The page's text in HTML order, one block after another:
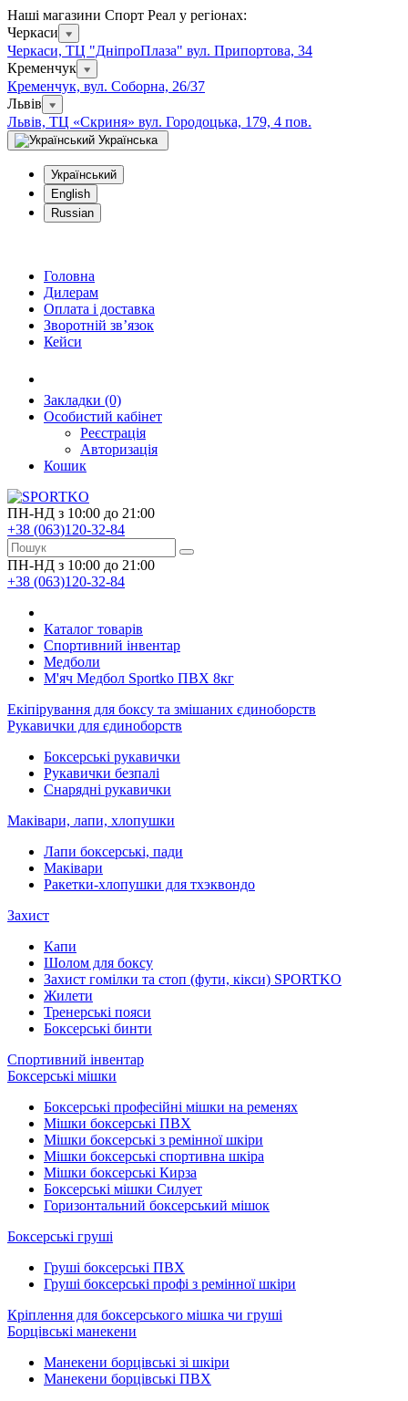
Наші магазини Спорт Реал у регіонах:
Черкаси
Черкаси, ТЦ "ДніпроПлаза" вул. Припортова, 34
Кременчук
Кременчук, вул. Соборна, 26/37
Львів
Львів, ТЦ «Скриня» вул. Городоцька, 179, 4 пов.
Українська
Український
English
Russian
Головна
Дилерам
Оплата і доставка
Зворотній зв’язок
Кейси
Закладки (0)
Особистий кабінет
Реєстрація
Авторизація
Кошик
ПН-НД з 10:00 до 21:00
+38 (063)120-32-84
ПН-НД з 10:00 до 21:00
+38 (063)120-32-84
Каталог товарів
Спортивний інвентар
Медболи
М'яч Медбол Sportko ПВХ 8кг
Екіпірування для боксу та змішаних єдиноборств
Рукавички для єдиноборств
Боксерські рукавички
Рукавички безпалі
Снарядні рукавички
Маківари, лапи, хлопушки
Лапи боксерські, пади
Маківари
Ракетки-хлопушки для тхэквондо
Захист
Капи
Шолом для боксу
Захист гомілки та стоп (фути, кікси) SPORTKO
Жилети
Тренерські пояси
Боксерські бинти
Спортивний інвентар
Боксерські мішки
Боксерські професійні мішки на ременях
Мішки боксерські ПВХ
Мішки боксерські з ремінної шкіри
Мішки боксерські спортивна шкіра
Мішки боксерські Кирза
Боксерські мішки Силует
Горизонтальний боксерський мішок
Боксерські груші
Груші боксерські ПВХ
Груші боксерські профі з ремінної шкіри
Кріплення для боксерського мішка чи груші
Борцівські манекени
Манекени борцівські зі шкіри
Манекени борцівські ПВХ